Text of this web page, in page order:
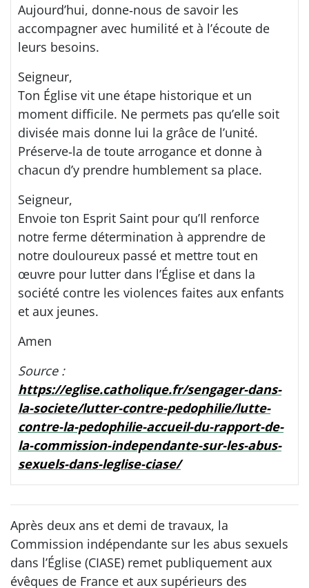
Aujourd’hui, donne‐nous de savoir les
accompagner avec humilité et à l’écoute de
leurs besoins.
Seigneur,
Ton Église vit une étape historique et un
moment difficile. Ne permets pas qu’elle soit
divisée mais donne lui la grâce de l’unité.
Préserve‐la de toute arrogance et donne à
chacun d’y prendre humblement sa place.
Seigneur,
Envoie ton Esprit Saint pour qu’Il renforce
notre ferme détermination à apprendre de
notre douloureux passé et mettre tout en
œuvre pour lutter dans l’Église et dans la
société contre les violences faites aux enfants
et aux jeunes.
Amen
Source :
https://eglise.catholique.fr/sengager-dans-
la-societe/lutter-contre-pedophilie/lutte-
contre-la-pedophilie-accueil-du-rapport-de-
la-commission-independante-sur-les-abus-
sexuels-dans-leglise-ciase/
Après deux ans et demi de travaux, la
Commission indépendante sur les abus sexuels
dans l’Église (CIASE) remet publiquement aux
évêques de France et aux supérieurs des